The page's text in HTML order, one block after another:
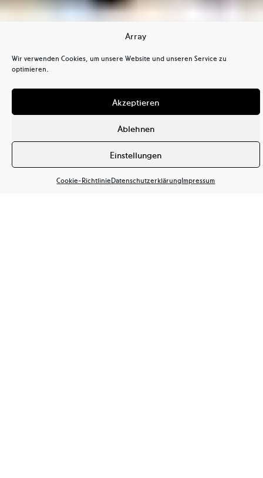
Array
Wir verwenden Cookies, um unsere Website und unseren Service zu
optimieren.
Akzeptieren
Ablehnen
Einstellungen
Cookie-RichtlinieDatenschutzerklärungImpressum
 Alle Bücher
Bücher